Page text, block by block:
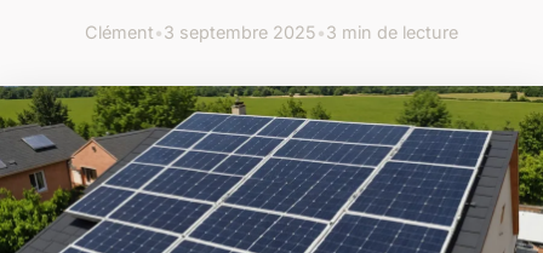
Clément•3 septembre 2025•3 min de lecture